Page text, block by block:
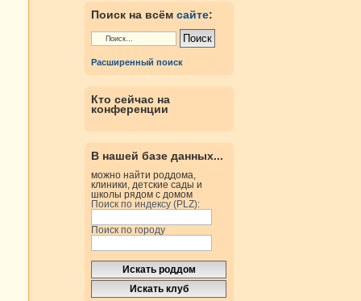
Поиск на всём сайте:
Расширенный поиск
Кто сейчас на
конференции
В нашей базе данных...
можно найти роддома,
клиники, детские сады и
школы рядом с домом
Поиск по индексу (PLZ):
Поиск по городу